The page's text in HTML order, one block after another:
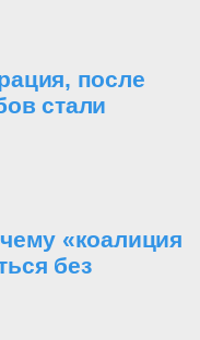
после
стали
«коалиция
без